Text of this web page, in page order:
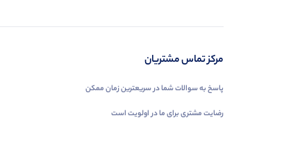
مرکز تماس مشتریان
پاسخ به سوالات شما در سریعترین زمان ممکن
رضایت مشتری برای ما در اولویت است